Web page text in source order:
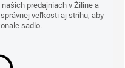
predajniach v Žiline a
veľkosti aj strihu, aby
sadlo.